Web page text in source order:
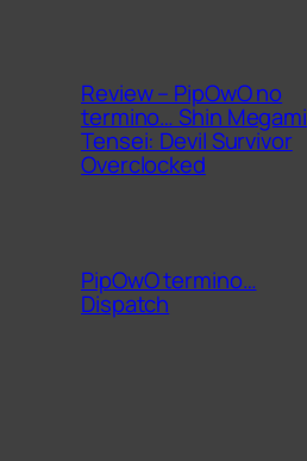
Review – PipOwO no
termino… Shin Megami
Tensei: Devil Survivor
Overclocked
PipOwO termino…
Dispatch